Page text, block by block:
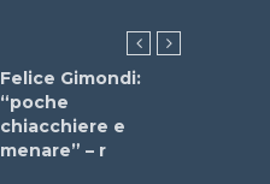
Felice Gimondi:
“poche
chiacchiere e
menare” – r